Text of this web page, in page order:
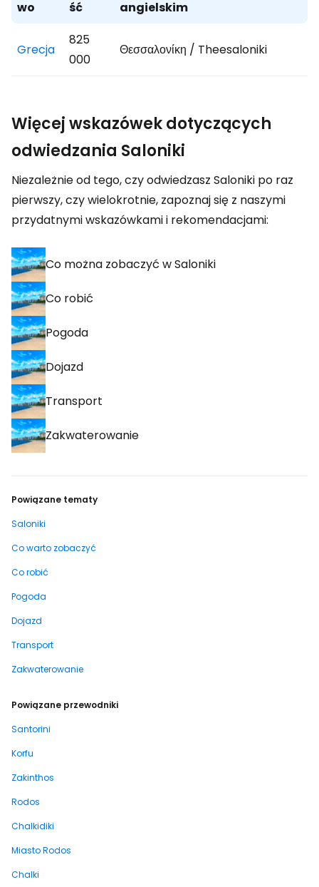
wo ść angielskim
Grecja
825
000
Θεσσαλονίκη / Theesaloniki
Więcej wskazówek dotyczących
odwiedzania Saloniki
Niezależnie od tego, czy odwiedzasz Saloniki po raz
pierwszy, czy wielokrotnie, zapoznaj się z naszymi
przydatnymi wskazówkami i rekomendacjami:
Co można zobaczyć w Saloniki
Co robić
Pogoda
Dojazd
Transport
Zakwaterowanie
Powiązane tematy
Saloniki
Co warto zobaczyć
Co robić
Pogoda
Dojazd
Transport
Zakwaterowanie
Powiązane przewodniki
Santorini
Korfu
Zakinthos
Rodos
Chalkidiki
Miasto Rodos
Chalki